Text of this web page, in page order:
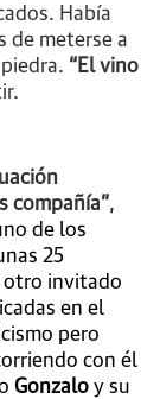
Había
de meterse a
“El vino
compañía”,
de los
25
otro invitado
en el
pero
con él
Gonzalo y su